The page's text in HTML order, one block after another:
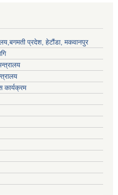
प्रदेश, हेटौंडा, मकवानपुर
कार्यक्रम